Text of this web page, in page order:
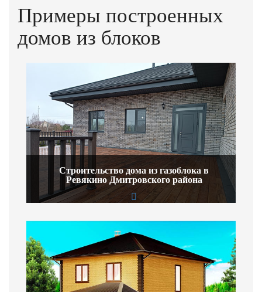
Примеры построенных
домов из блоков
Строительство дома из газоблока в
Ревякино Дмитровского района